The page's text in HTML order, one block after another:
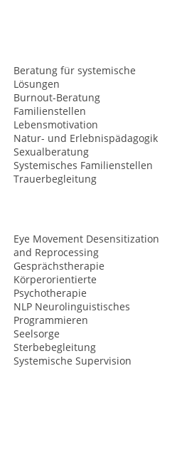
Beratung für systemische
Lösungen
Burnout-Beratung
Familienstellen
Lebensmotivation
Natur- und Erlebnispädagogik
Sexualberatung
Systemisches Familienstellen
Trauerbegleitung
Eye Movement Desensitization
and Reprocessing
Gesprächstherapie
Körperorientierte
Psychotherapie
NLP Neurolinguistisches
Programmieren
Seelsorge
Sterbebegleitung
Systemische Supervision